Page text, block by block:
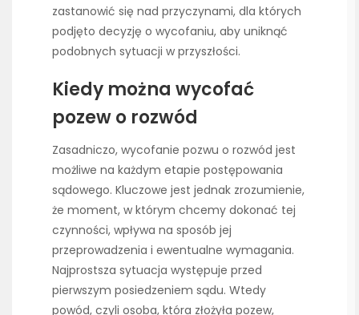
zastanowić się nad przyczynami, dla których
podjęto decyzję o wycofaniu, aby uniknąć
podobnych sytuacji w przyszłości.
Kiedy można wycofać
pozew o rozwód
Zasadniczo, wycofanie pozwu o rozwód jest
możliwe na każdym etapie postępowania
sądowego. Kluczowe jest jednak zrozumienie,
że moment, w którym chcemy dokonać tej
czynności, wpływa na sposób jej
przeprowadzenia i ewentualne wymagania.
Najprostsza sytuacja występuje przed
pierwszym posiedzeniem sądu. Wtedy
powód, czyli osoba, która złożyła pozew,